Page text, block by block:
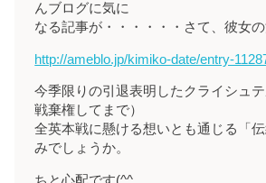
んブログに気に
なる記事が・・・・・・さて、彼女
http://ameblo.jp/kimiko-date/entry-
今季限りの引退表明したクライシュ
戦棄権してまで）
全英本戦に懸ける想いとも通じる「
みでしょうか。